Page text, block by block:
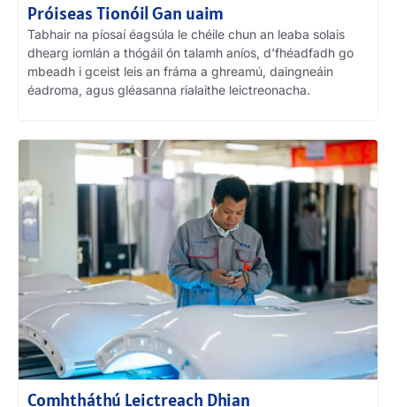
Próiseas Tionóil Gan uaim
Tabhair na píosaí éagsúla le chéile chun an leaba solais
dhearg iomlán a thógáil ón talamh aníos, d'fhéadfadh go
mbeadh i gceist leis an fráma a ghreamú, daingneáin
éadroma, agus gléasanna rialaithe leictreonacha.
Comhtháthú Leictreach Dhian